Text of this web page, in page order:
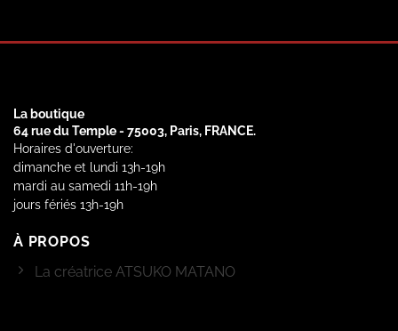
La boutique
64 rue du Temple - 75003, Paris, FRANCE.
Horaires d'ouverture:
dimanche et lundi 13h-19h
mardi au samedi 11h-19h
jours fériés 13h-19h
À PROPOS
La créatrice ATSUKO MATANO